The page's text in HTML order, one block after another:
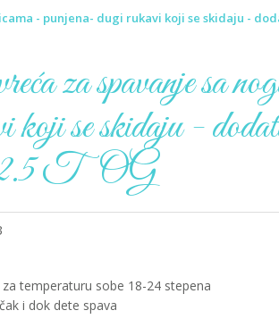
- punjena- dugi rukavi koji se skidaju -
za spavanje sa
koji se skidaju -
TOG
temperaturu sobe 18-24 stepena
i dok dete spava